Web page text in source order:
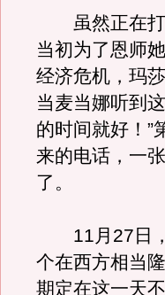
虽然正在打
当初为了恩师
经济危机，玛
当麦当娜听到
的时间就好！”
来的电话，一
了。
11月27日，
个在西方相当
期定在这一天